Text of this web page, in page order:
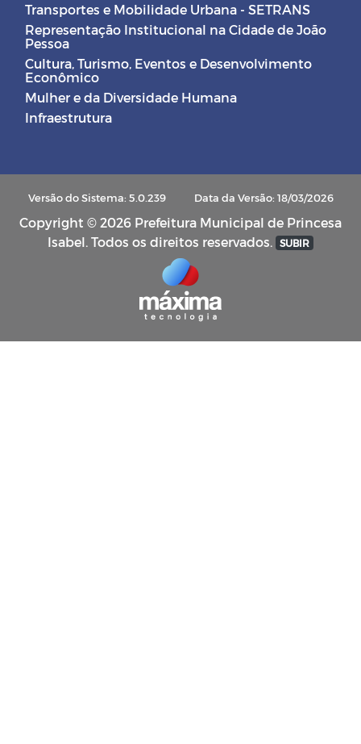
Transportes e Mobilidade Urbana - SETRANS
Representação Institucional na Cidade de João
Pessoa
Cultura, Turismo, Eventos e Desenvolvimento
Econômico
Mulher e da Diversidade Humana
Infraestrutura
Versão do Sistema: 5.0.239 Data da Versão: 18/03/2026
Copyright © 2026 Prefeitura Municipal de Princesa
Isabel. Todos os direitos reservados. SUBIR